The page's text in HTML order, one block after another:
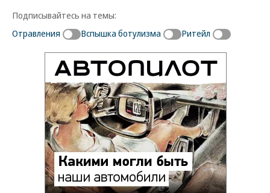
Подписывайтесь на темы:
Отравления
Вспышка ботулизма Ритейл